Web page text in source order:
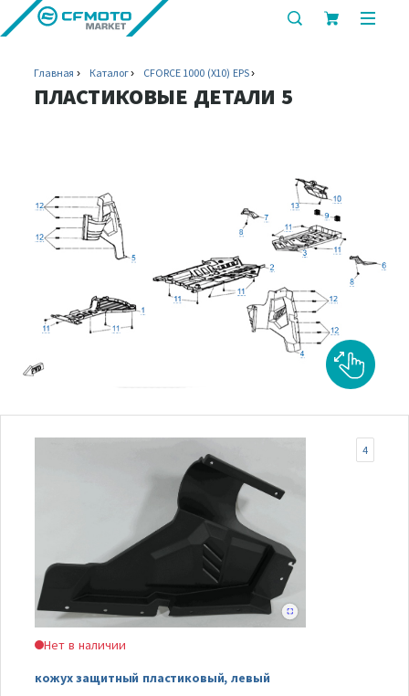
показать
Главная Каталог CFORCE 1000 (X10) EPS
ПЛАСТИКОВЫЕ ДЕТАЛИ 5
Нет в наличии
кожух защитный пластиковый, левый
4